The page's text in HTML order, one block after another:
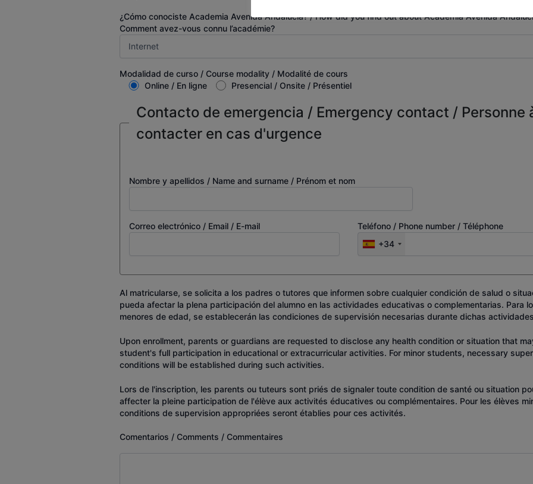
¿Cómo conociste Academia Avenida Andalucía? / How did you find out about Academia Avenida
Comment avez-vous connu l’académie?
Modalidad de curso / Course modality / Modalité de cours
Online / En ligne
Presencial / Onsite / Présentiel
Contacto de emergencia / Emergency contact / Personne
contacter en cas d'urgence
Nombre y apellidos / Name and surname / Prénom et nom
Correo electrónico / Email / E-mail
Teléfono / Phone number / Téléphone
+34
Al matricularse, se solicita a los padres o tutores que informen sobre cualquier condición de salud o
pueda afectar la plena participación del alumno en las actividades educativas o complementarias. Para
menores de edad, se establecerán las condiciones de supervisión necesarias durante dichas
Upon enrollment, parents or guardians are requested to disclose any health condition or situation that
student's full participation in educational or extracurricular activities. For minor students, necessary
conditions will be established during such activities.
Lors de l'inscription, les parents ou tuteurs sont priés de signaler toute condition de santé ou situation
affecter la pleine participation de l'élève aux activités éducatives ou complémentaires. Pour les élèves
conditions de supervision appropriées seront établies pour ces activités.
Comentarios / Comments / Commentaires